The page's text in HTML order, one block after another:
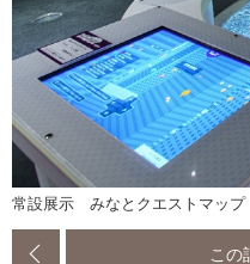
常設展示 みなとクエストマップ
この